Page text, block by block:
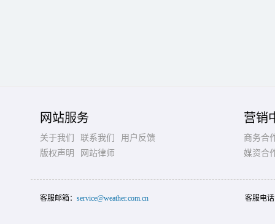
网站服务
关于我们 联系我们
用户反馈
版权声明
网站律师
营销
商务合
媒资合
客服邮箱： service@weather.com.cn 客服电